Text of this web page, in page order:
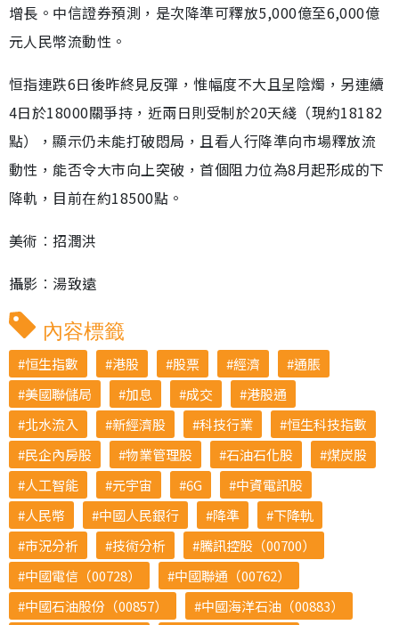
增長。中信證券預測，是次降準可釋放5,000億至6,000億
元人民幣流動性。
恒指連跌6日後昨終見反彈，惟幅度不大且呈陰燭，另連續
4日於18000關爭持，近兩日則受制於20天綫（現約18182
點），顯示仍未能打破悶局，且看人行降準向市場釋放流
動性，能否令大市向上突破，首個阻力位為8月起形成的下
降軌，目前在約18500點。
美術︰招潤洪
攝影︰湯致遠
內容標籤
恒生指數 港股 股票 經濟
通脹
美國聯儲局
加息 成交
港股通
北水流入
新經濟股 科技行業
恒生科技指數
民企內房股
物業管理股 石油石化股
煤炭股
人工智能
元宇宙 6G
中資電訊股
人民幣
中國人民銀行 降準
下降軌
市況分析
技術分析
騰訊控股（00700）
中國電信（00728）
中國聯通（00762）
中國石油股份（00857）
中國海洋石油（00883）